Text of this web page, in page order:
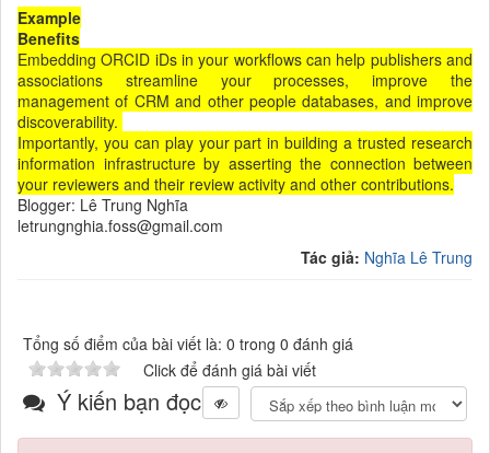
Example
Benefits
Embedding ORCID iDs in your workflows can help publishers and
associations streamline your processes, improve the
management of CRM and other people databases, and improve
discoverability.
Importantly, you can play your part in building a trusted research
information infrastructure by asserting the connection between
your reviewers and their review activity and other contributions.
Blogger: Lê Trung Nghĩa
letrungnghia.foss@gmail.com
Tác giả: Nghĩa Lê Trung
Tổng số điểm của bài viết là: 0 trong 0 đánh giá
Click để đánh giá bài viết
Ý kiến bạn đọc